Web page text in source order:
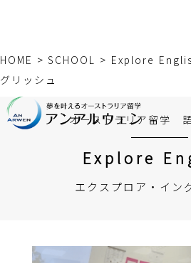
HOME >SCHOOL > Explore
グリッシュ
オーストラリア留学
Explore
エクスプロア・イン